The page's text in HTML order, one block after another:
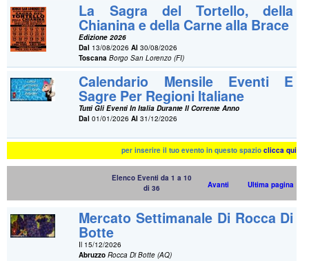
La Sagra del Tortello, della
Chianina e della Carne alla Brace
Edizione 2026
Dal 13/08/2026Al 30/08/2026
Toscana Borgo San Lorenzo (FI)
Calendario Mensile Eventi E
Sagre Per Regioni Italiane
Tutti Gli Eventi In Italia Durante Il Corrente Anno
Dal 01/01/2026Al 31/12/2026
per inserire il tuo evento in questo spazioclicca qui
Elenco Eventi da 1 a 10
di 36
Avanti Ultima pagina
Mercato Settimanale Di Rocca Di
Botte
Il 15/12/2026
Abruzzo Rocca Di Botte (AQ)